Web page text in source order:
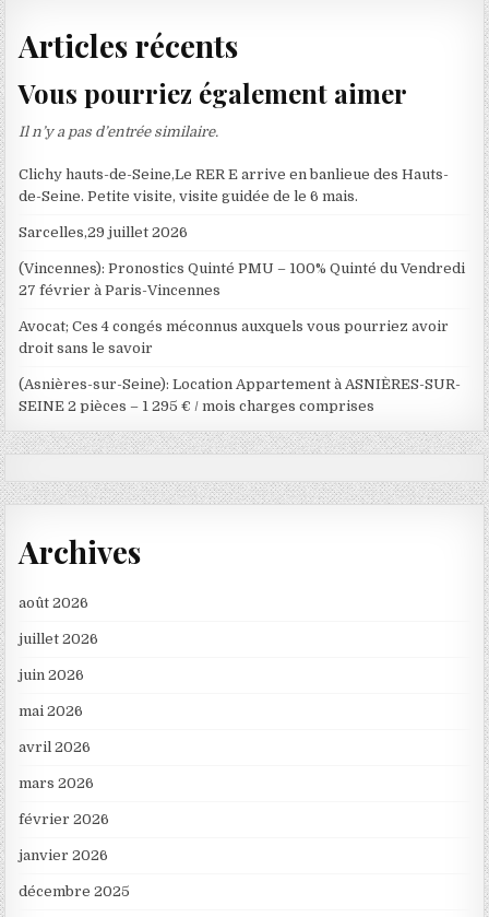
Articles récents
Vous pourriez également aimer
Il n’y a pas d’entrée similaire.
Clichy hauts-de-Seine,Le RER E arrive en banlieue des Hauts-
de-Seine. Petite visite, visite guidée de le 6 mais.
Sarcelles,29 juillet 2026
(Vincennes): Pronostics Quinté PMU – 100% Quinté du Vendredi
27 février à Paris-Vincennes
Avocat; Ces 4 congés méconnus auxquels vous pourriez avoir
droit sans le savoir
(Asnières-sur-Seine): Location Appartement à ASNIÈRES-SUR-
SEINE 2 pièces – 1 295 € / mois charges comprises
Archives
août 2026
juillet 2026
juin 2026
mai 2026
avril 2026
mars 2026
février 2026
janvier 2026
décembre 2025